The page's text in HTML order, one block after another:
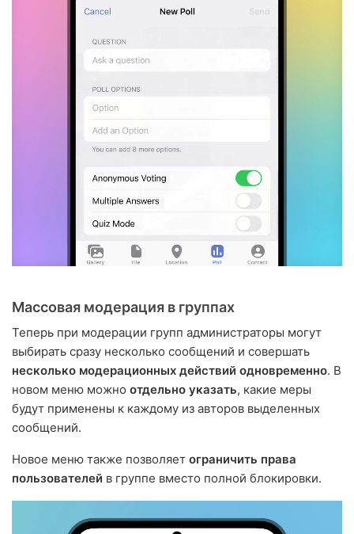
Массовая модерация в группах
Теперь при модерации групп администраторы могут
выбирать сразу несколько сообщений и совершать
несколько модерационных действий одновременно. В
новом меню можно отдельно указать, какие меры
будут применены к каждому из авторов выделенных
сообщений.
Новое меню также позволяет ограничить права
пользователей в группе вместо полной блокировки.